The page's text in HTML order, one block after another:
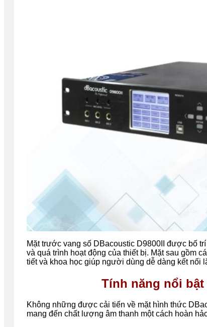
Mặt trước vang số DBacoustic D9800II được bố
và quá trình hoạt động của thiết bị. Mặt sau gồm
tiết và khoa học giúp người dùng dễ dàng kết nối
Tính năng nổi bật
Không những được cải tiến về mặt hình thức
mang đến chất lượng âm thanh một cách hoàn